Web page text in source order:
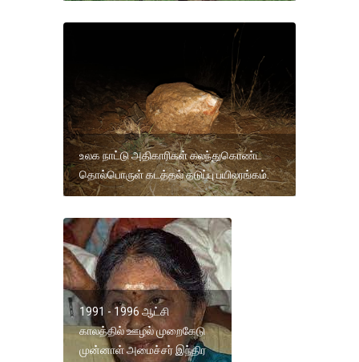
உலக நாட்டு அதிகாரிகள் கலந்துகொண்ட
தொல்பொருள் கடத்தல் தடுப்பு பயிலரங்கம்.
1991 - 1996 ஆட்சி
காலத்தில் ஊழல் முறைகேடு
முன்னாள் அமைச்சர் இந்திர